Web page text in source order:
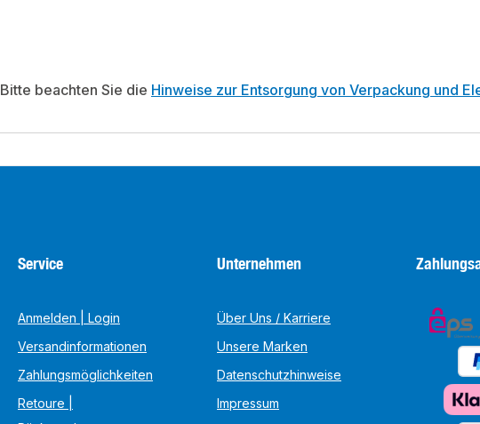
Bitte beachten Sie die Hinweise zur Entsorgung von Verpackung und
Service
Anmelden | Login
Versandinformationen
Zahlungsmöglichkeiten
Retoure |
Unternehmen
Über Uns / Karriere
Unsere Marken
Datenschutzhinweise
Impressum